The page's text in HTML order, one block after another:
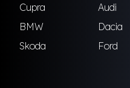
Cupra
Audi
BMW
Dacia
Skoda
Ford